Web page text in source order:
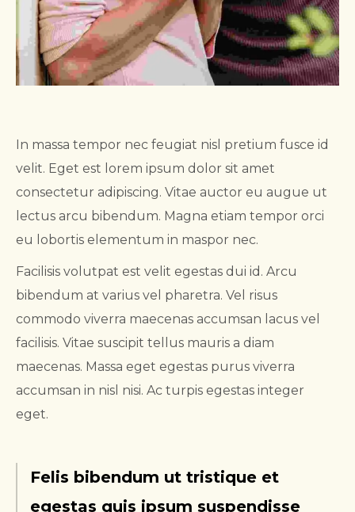
In massa tempor nec feugiat nisl pretium fusce id
velit. Eget est lorem ipsum dolor sit amet
consectetur adipiscing. Vitae auctor eu augue ut
lectus arcu bibendum. Magna etiam tempor orci
eu lobortis elementum in maspor nec.
Facilisis volutpat est velit egestas dui id. Arcu
bibendum at varius vel pharetra. Vel risus
commodo viverra maecenas accumsan lacus vel
facilisis. Vitae suscipit tellus mauris a diam
maecenas. Massa eget egestas purus viverra
accumsan in nisl nisi. Ac turpis egestas integer
eget.
Felis bibendum ut tristique et
egestas quis ipsum suspendisse